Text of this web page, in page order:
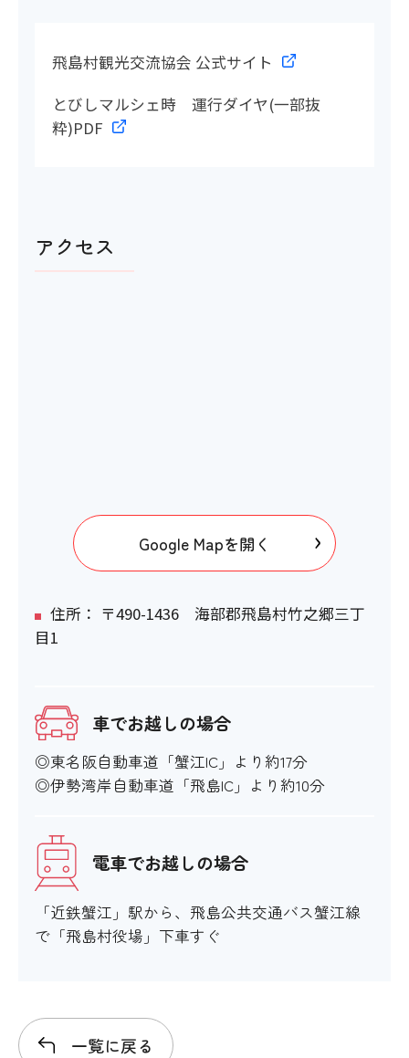
飛島村観光交流協会 公式サイト
とびしマルシェ時 運行ダイヤ(一部抜
粋)PDF
アクセス
Google Mapを開く
住所： 〒490-1436 海部郡飛島村竹之郷三丁
目1
車でお越しの場合
◎東名阪自動車道「蟹江IC」より約17分
◎伊勢湾岸自動車道「飛島IC」より約10分
電車でお越しの場合
「近鉄蟹江」駅から、飛島公共交通バス蟹江線
で「飛島村役場」下車すぐ
一覧に戻る